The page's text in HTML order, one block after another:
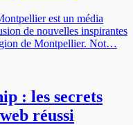
est un média
de nouvelles inspirantes
de Montpellier. Not…
: les secrets
réussi